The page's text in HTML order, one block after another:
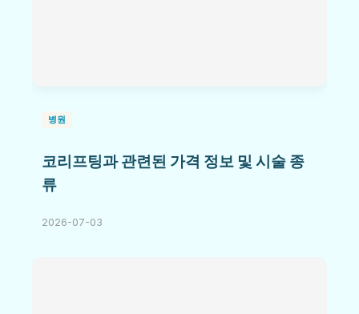
병원
코리프팅과 관련된 가격 정보 및 시술 종
류
2026-07-03